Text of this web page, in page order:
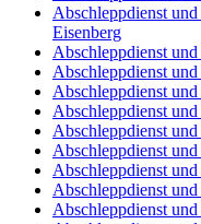
Abschleppdienst
Eisenberg
Abschleppdienst
Abschleppdienst
Abschleppdienst
Abschleppdienst
Abschleppdienst
Abschleppdienst
Abschleppdienst
Abschleppdienst
Abschleppdienst